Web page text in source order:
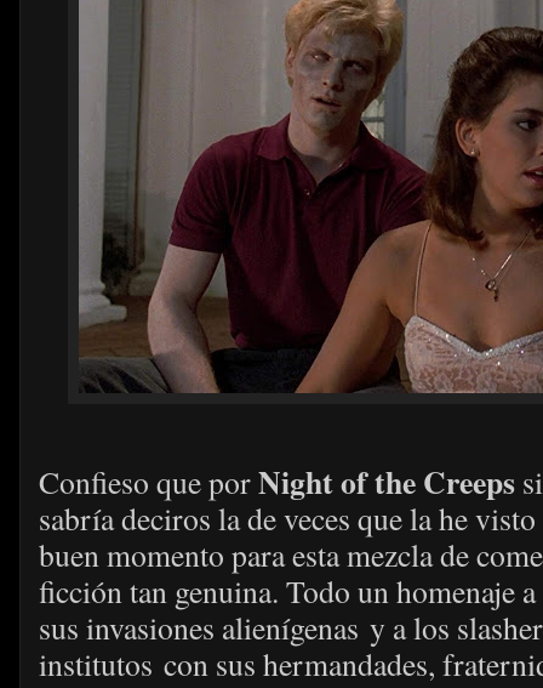
Confieso que porNight of the Creeps
sabría deciros la de veces que la he
buen momento para esta mezcla de
ficción tan genuina. Todo un homenaje
sus invasiones alienígenas y a los
institutos con sus hermandades,